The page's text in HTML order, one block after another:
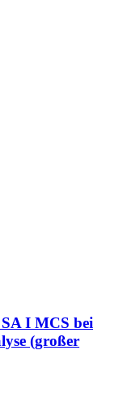
I MCS bei
(großer